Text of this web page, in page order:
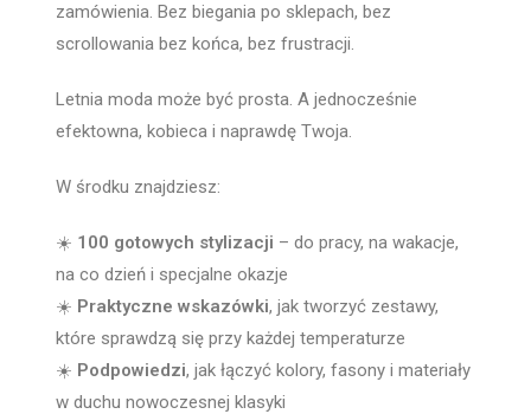
zamówienia. Bez biegania po sklepach, bez
scrollowania bez końca, bez frustracji.
Letnia moda może być prosta. A jednocześnie
efektowna, kobieca i naprawdę Twoja.
W środku znajdziesz:
☀️ 100 gotowych stylizacji – do pracy, na wakacje,
na co dzień i specjalne okazje
☀️ Praktyczne wskazówki, jak tworzyć zestawy,
które sprawdzą się przy każdej temperaturze
☀️ Podpowiedzi, jak łączyć kolory, fasony i materiały
w duchu nowoczesnej klasyki